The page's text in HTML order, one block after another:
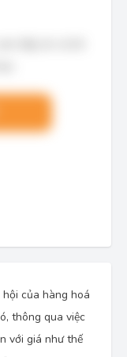
của hàng hoá
thông qua việc
với giá như thế